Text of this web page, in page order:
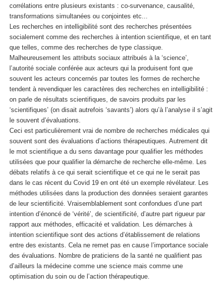
corrélations entre plusieurs existants : co-survenance, causalité,
transformations simultanées ou conjointes etc...
Les recherches en intelligibilité sont des recherches présentées
socialement comme des recherches à intention scientifique, et en tant
que telles, comme des recherches de type classique.
Malheureusement les attributs sociaux attribués à la ‘science’,
l’autorité sociale conférée aux acteurs qui la produisent font que
souvent les acteurs concernés par toutes les formes de recherche
tendent à revendiquer les caractères des recherches en intelligibilité :
on parle de résultats scientifiques, de savoirs produits par les
‘scientifiques’ (on disait autrefois ‘savants’) alors qu’à l’analyse il s’agit
le souvent d’évaluations.
Ceci est particulièrement vrai de nombre de recherches médicales qui
souvent sont des évaluations d’actions thérapeutiques. Autrement dit
le mot scientifique a du sens davantage pour qualifier les méthodes
utilisées que pour qualifier la démarche de recherche elle-même. Les
débats relatifs à ce qui serait scientifique et ce qui ne le serait pas
dans le cas récent du Covid 19 en ont été un exemple révélateur. Les
méthodes utilisées dans la production des données seraient garantes
de leur scientificité. Vraisemblablement sont confondues d’une part
intention d’énoncé de ‘vérité’, de scientificité, d’autre part rigueur par
rapport aux méthodes, efficacité et validation. Les démarches à
intention scientifique sont des actions d’établissement de relations
entre des existants. Cela ne remet pas en cause l’importance sociale
des évaluations. Nombre de praticiens de la santé ne qualifient pas
d’ailleurs la médecine comme une science mais comme une
optimisation du soin ou de l’action thérapeutique.